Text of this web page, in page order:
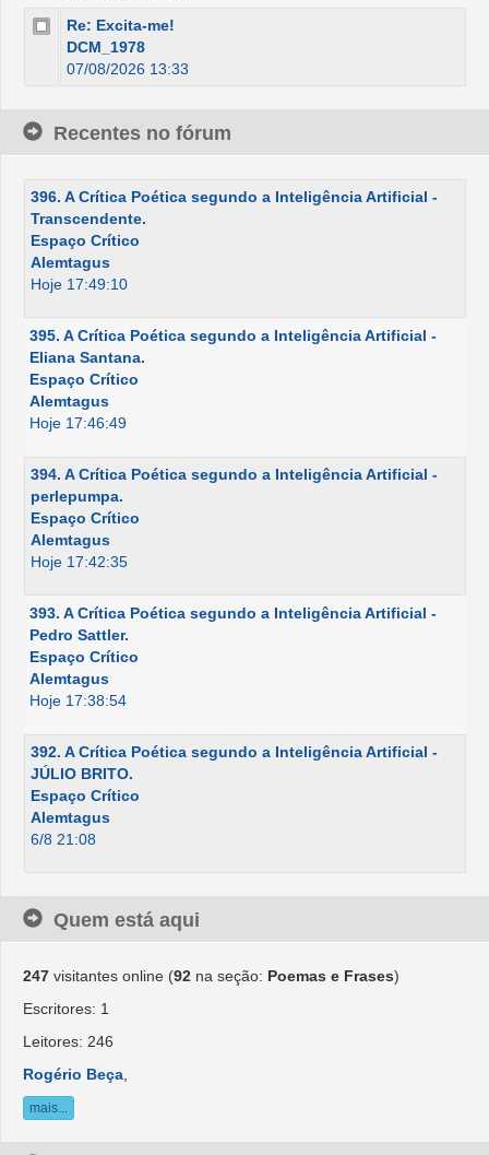
Re: Excita-me!
DCM_1978
07/08/2026 13:33
Recentes no fórum
396. A Crítica Poética segundo a Inteligência Artificial -
Transcendente.
Espaço Crítico
Alemtagus
Hoje 17:49:10
395. A Crítica Poética segundo a Inteligência Artificial -
Eliana Santana.
Espaço Crítico
Alemtagus
Hoje 17:46:49
394. A Crítica Poética segundo a Inteligência Artificial -
perlepumpa.
Espaço Crítico
Alemtagus
Hoje 17:42:35
393. A Crítica Poética segundo a Inteligência Artificial -
Pedro Sattler.
Espaço Crítico
Alemtagus
Hoje 17:38:54
392. A Crítica Poética segundo a Inteligência Artificial -
JÚLIO BRITO.
Espaço Crítico
Alemtagus
6/8 21:08
Quem está aqui
247 visitantes online (92 na seção: Poemas e Frases)
Escritores: 1
Leitores: 246
Rogério Beça
mais...